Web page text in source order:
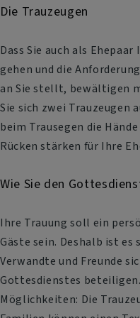
Die Trauzeugen
Dass Sie auch als
gehen und die
an Sie stellt, bewältigen
Sie sich zwei Trauzeugen
beim Trausegen die
Rücken stärken für Ihre
Wie Sie den
Ihre Trauung soll ein
Gäste sein. Deshalb ist es
Verwandte und Freunde
Gottesdienstes
Möglichkeiten: Die